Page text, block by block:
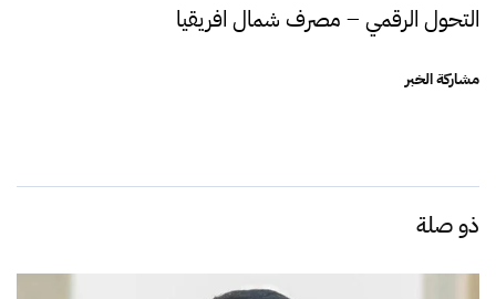
التحول الرقمي – مصرف شمال افريقيا
مشاركة الخبر
ذو صلة